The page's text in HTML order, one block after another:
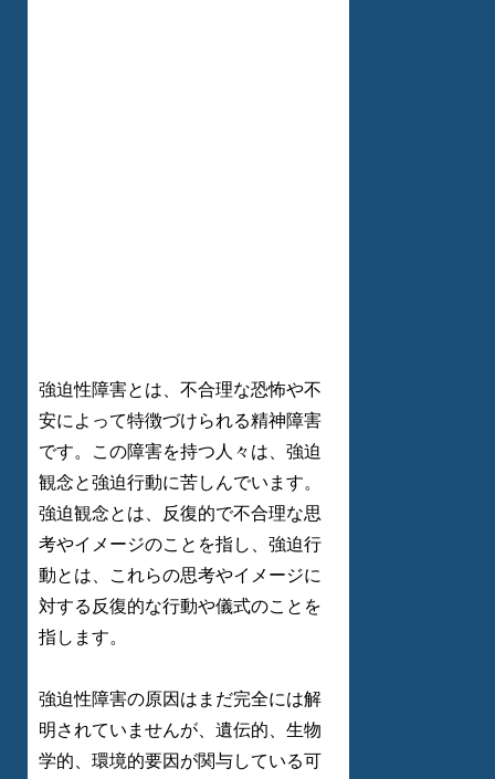
強迫性障害とは、不合理な恐怖や不
安によって特徴づけられる精神障害
です。この障害を持つ人々は、強迫
観念と強迫行動に苦しんでいます。
強迫観念とは、反復的で不合理な思
考やイメージのことを指し、強迫行
動とは、これらの思考やイメージに
対する反復的な行動や儀式のことを
指します。
強迫性障害の原因はまだ完全には解
明されていませんが、遺伝的、生物
学的、環境的要因が関与している可